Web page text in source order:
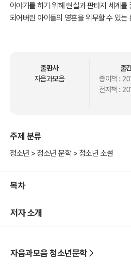
이야기를 하기 위해 현실과 판타지 세계를
되어버린 아이들의 영혼을 위무할 수 있는
이 책은 낙태나 생명 경시 등 이 시대 신선
무나 잘 직조해낸 솜씨가 보통이 아니다.
사평까지 받았다. 뛰어난 상상력으로 낙태
잘 녹이고, 확실하게 현실에 존재하면서도
자를 매력적으로 그려서 읽는 이들의 마음
출판사
자음과모음
출
종이책 :
전자책 :
주제 분류
청소년 > 청소년 문학 > 청소년 소설
목차
저자 소개
자음과모음 청소년문학